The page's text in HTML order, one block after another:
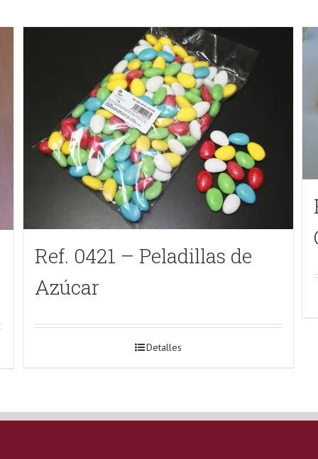
Ref. 0421 – Peladillas de
Azúcar
Detalles